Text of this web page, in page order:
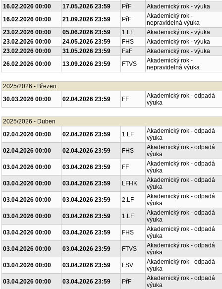
16.02.2026 00:00
17.05.2026 23:59 PřF
Akademický rok - výuka
16.02.2026 00:00
21.09.2026 23:59 PřF
Akademický rok -
nepravidelná výuka
23.02.2026 00:00
05.06.2026 23:59 1.LF
Akademický rok - výuka
23.02.2026 00:00
24.05.2026 23:59 FHS
Akademický rok - výuka
23.02.2026 00:00
31.05.2026 23:59 FaF
Akademický rok - výuka
26.02.2026 00:00
13.09.2026 23:59 FTVS
Akademický rok -
nepravidelná výuka
2025/2026 - Březen
30.03.2026 00:00
02.04.2026 23:59 FF
Akademický rok - odpadá
výuka
2025/2026 - Duben
02.04.2026 00:00
02.04.2026 23:59 1.LF
Akademický rok - odpadá
výuka
02.04.2026 00:00
02.04.2026 23:59 FHS
Akademický rok - odpadá
výuka
03.04.2026 00:00
03.04.2026 23:59 FF
Akademický rok - odpadá
výuka
03.04.2026 00:00
03.04.2026 23:59 LFHK
Akademický rok - odpadá
výuka
03.04.2026 00:00
03.04.2026 23:59 2.LF
Akademický rok - odpadá
výuka
03.04.2026 00:00
03.04.2026 23:59 1.LF
Akademický rok - odpadá
výuka
03.04.2026 00:00
03.04.2026 23:59 FHS
Akademický rok - odpadá
výuka
03.04.2026 00:00
03.04.2026 23:59 FTVS
Akademický rok - odpadá
výuka
03.04.2026 00:00
03.04.2026 23:59 FSV
Akademický rok - odpadá
výuka
03.04.2026 00:00
03.04.2026 23:59 PřF
Akademický rok - odpadá
výuka